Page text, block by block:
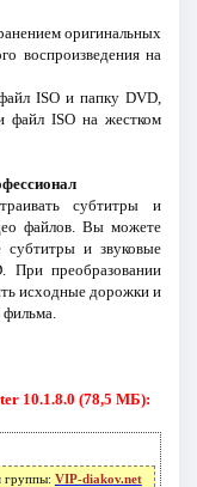
оригинальных
воспроизведения на
ISO и папку DVD,
файл ISO на жестком
субтитры и
файлов. Вы можете
субтитры и звуковые
При преобразовании
исходные дорожки и
10.1.8.0 (78,5 МБ):
группы: VIP-diakov.net